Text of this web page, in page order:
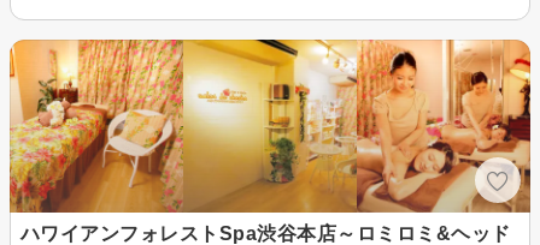
ハワイアンフォレストSpa渋谷本店～ロミロミ&ヘッド